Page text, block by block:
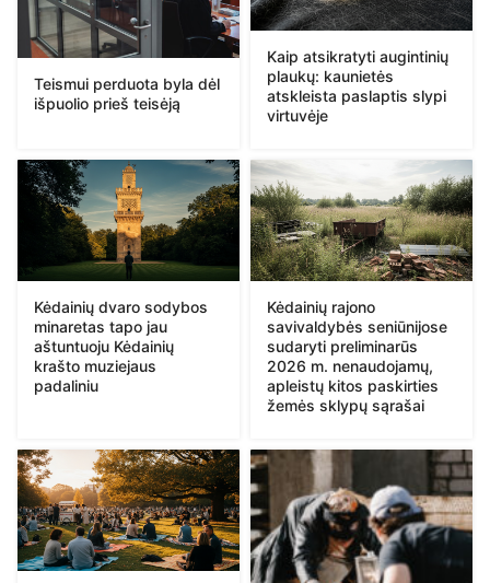
Teismui perduota byla dėl
išpuolio prieš teisėją
Kaip atsikratyti augintinių
plaukų: kaunietės
atskleista paslaptis slypi
virtuvėje
Kėdainių dvaro sodybos
minaretas tapo jau
aštuntuoju Kėdainių
krašto muziejaus
padaliniu
Kėdainių rajono
savivaldybės seniūnijose
sudaryti preliminarūs
2026 m. nenaudojamų,
apleistų kitos paskirties
žemės sklypų sąrašai